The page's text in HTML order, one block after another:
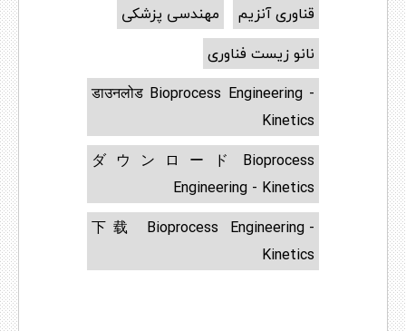
قناوری آنزیم
مهندسی پزشکی
نانو زیست فناوری
डाउनलोड Bioprocess Engineering -
Kinetics
ダウンロード Bioprocess
Engineering - Kinetics
下载 Bioprocess Engineering -
Kinetics